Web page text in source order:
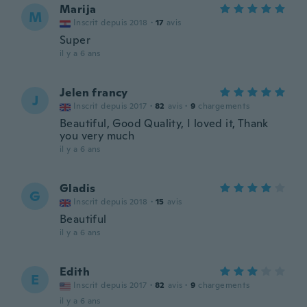
M Marija
Inscrit depuis 2018 · 17 avis
Super
il y a 6 ans
J Jelen francy
Inscrit depuis 2017 · 82 avis · 9 chargements
Beautiful, Good Quality, I loved it, Thank
you very much
il y a 6 ans
G Gladis
Inscrit depuis 2018 · 15 avis
Beautiful
il y a 6 ans
E Edith
Inscrit depuis 2017 · 82 avis · 9 chargements
il y a 6 ans